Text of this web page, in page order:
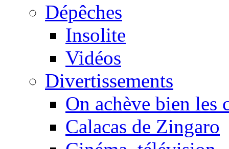
Dépêches
Insolite
Vidéos
Divertissements
On achève bien les
Calacas de Zingaro